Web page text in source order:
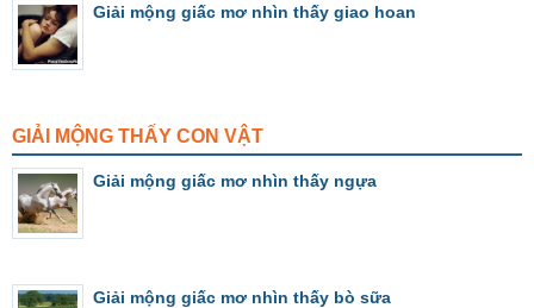
Giải mộng giấc mơ nhìn thấy giao hoan
GIẢI MỘNG THẤY CON VẬT
Giải mộng giấc mơ nhìn thấy ngựa
Giải mộng giấc mơ nhìn thấy bò sữa